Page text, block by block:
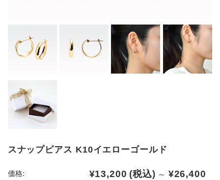
スナップピアス K10イエローゴールド
価格: ¥13,200 (税込) ～ ¥26,400